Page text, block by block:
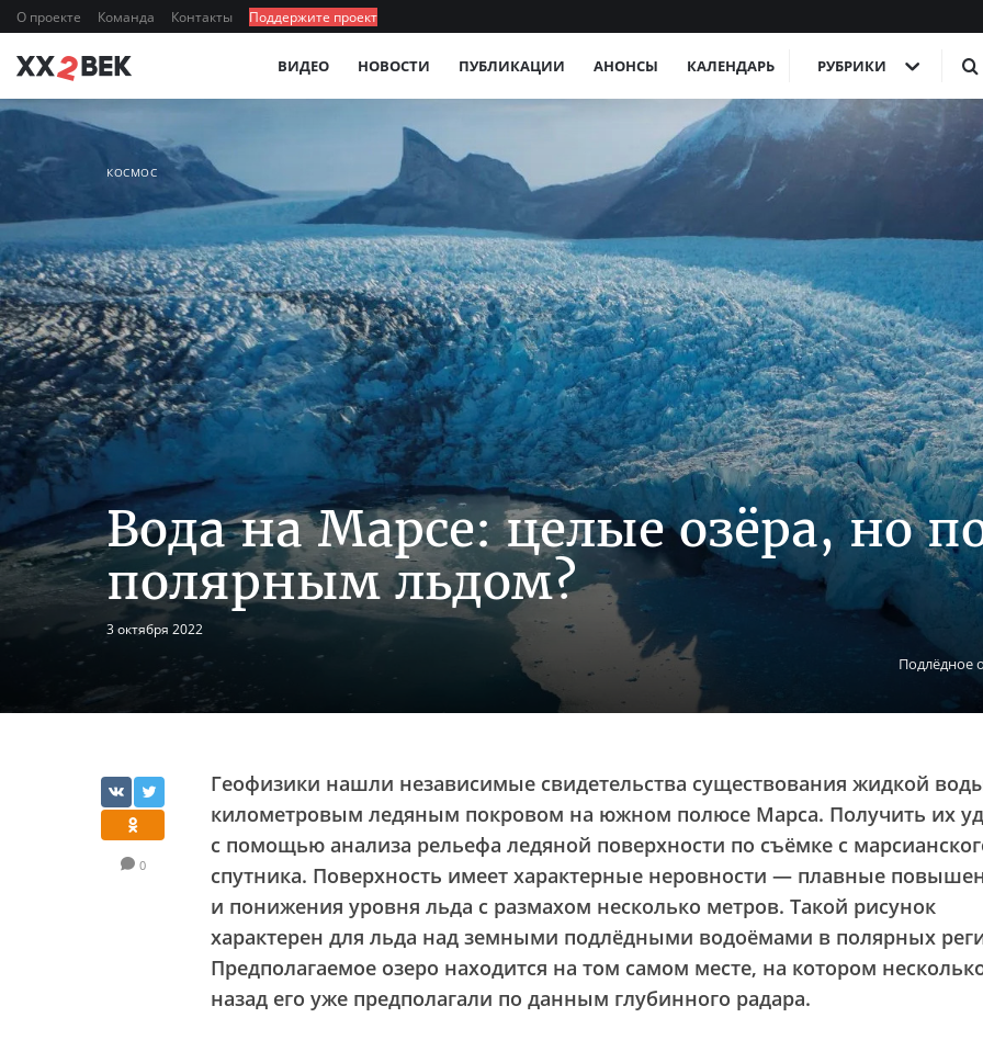
О проекте Команда Контакты Поддержите проект
ВИДЕО НОВОСТИ ПУБЛИКАЦИИ АНОНСЫ КАЛЕНДАРЬ РУБРИКИ
КОСМОС
Вода на Марсе: целые озёра, но
полярным льдом?
3 октября 2022
Подлёдное
0
Геофизики нашли независимые свидетельства существования жидкой
километровым ледяным покровом на южном полюсе Марса. Получить их
с помощью анализа рельефа ледяной поверхности по съёмке с
спутника. Поверхность имеет характерные неровности — плавные
и понижения уровня льда с размахом несколько метров. Такой рисунок
характерен для льда над земными подлёдными водоёмами в полярных
Предполагаемое озеро находится на том самом месте, на котором
назад его уже предполагали по данным глубинного радара.